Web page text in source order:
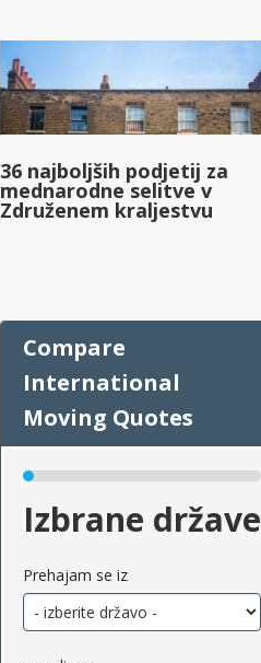
36 najboljših podjetij za
mednarodne selitve v
Združenem kraljestvu
Izbrane države
Prehajam se iz